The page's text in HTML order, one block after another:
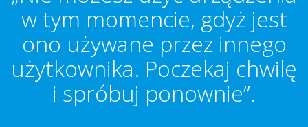
w tym momencie, gdyż jest
ono używane przez innego
użytkownika. Poczekaj chwilę
i spróbuj ponownie”.